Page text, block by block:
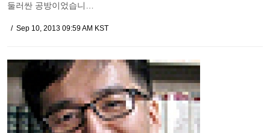
둘러싼 공방이었습니…
Sep 10, 2013 09:59 AM KST